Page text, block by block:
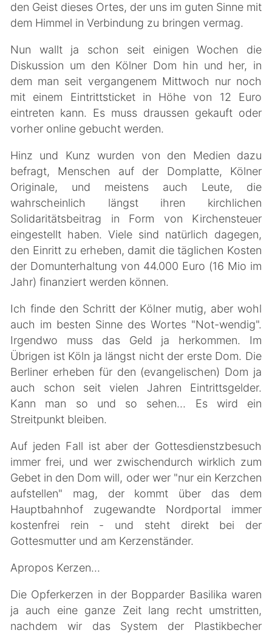
den Geist dieses Ortes, der uns im guten Sinne mit
dem Himmel in Verbindung zu bringen vermag.
Nun wallt ja schon seit einigen Wochen die
Diskussion um den Kölner Dom hin und her, in
dem man seit vergangenem Mittwoch nur noch
mit einem Eintrittsticket in Höhe von 12 Euro
eintreten kann. Es muss draussen gekauft oder
vorher online gebucht werden.
Hinz und Kunz wurden von den Medien dazu
befragt, Menschen auf der Domplatte, Kölner
Originale, und meistens auch Leute, die
wahrscheinlich längst ihren kirchlichen
Solidaritätsbeitrag in Form von Kirchensteuer
eingestellt haben. Viele sind natürlich dagegen,
den Einritt zu erheben, damit die täglichen Kosten
der Domunterhaltung von 44.000 Euro (16 Mio im
Jahr) finanziert werden können.
Ich finde den Schritt der Kölner mutig, aber wohl
auch im besten Sinne des Wortes "Not-wendig".
Irgendwo muss das Geld ja herkommen. Im
Übrigen ist Köln ja längst nicht der erste Dom. Die
Berliner erheben für den (evangelischen) Dom ja
auch schon seit vielen Jahren Eintrittsgelder.
Kann man so und so sehen... Es wird ein
Streitpunkt bleiben.
Auf jeden Fall ist aber der Gottesdienstzbesuch
immer frei, und wer zwischendurch wirklich zum
Gebet in den Dom will, oder wer "nur ein Kerzchen
aufstellen" mag, der kommt über das dem
Hauptbahnhof zugewandte Nordportal immer
kostenfrei rein - und steht direkt bei der
Gottesmutter und am Kerzenständer.
Apropos Kerzen...
Die Opferkerzen in der Bopparder Basilika waren
ja auch eine ganze Zeit lang recht umstritten,
nachdem wir das System der Plastikbecher